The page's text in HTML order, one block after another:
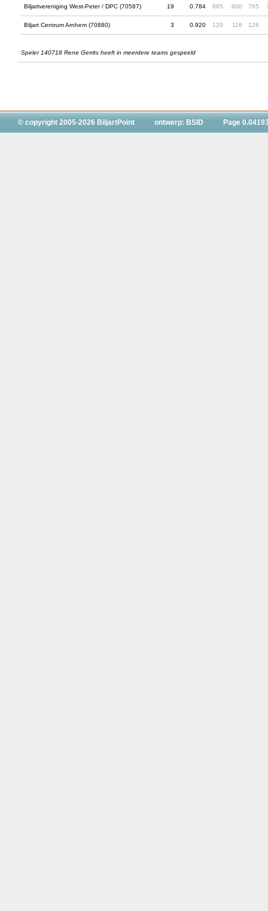
Biljartvereniging West-Peter / DPC (70587) 19 0.784 665 600 765
Biljart Centrum Arnhem (70880) 3 0.920 120 116 126
Speler 140718 Rene Gerrits heeft in meerdere teams gespeeld
© copyright 2005-2026 BiljartPoint ontwerp: BSID Page